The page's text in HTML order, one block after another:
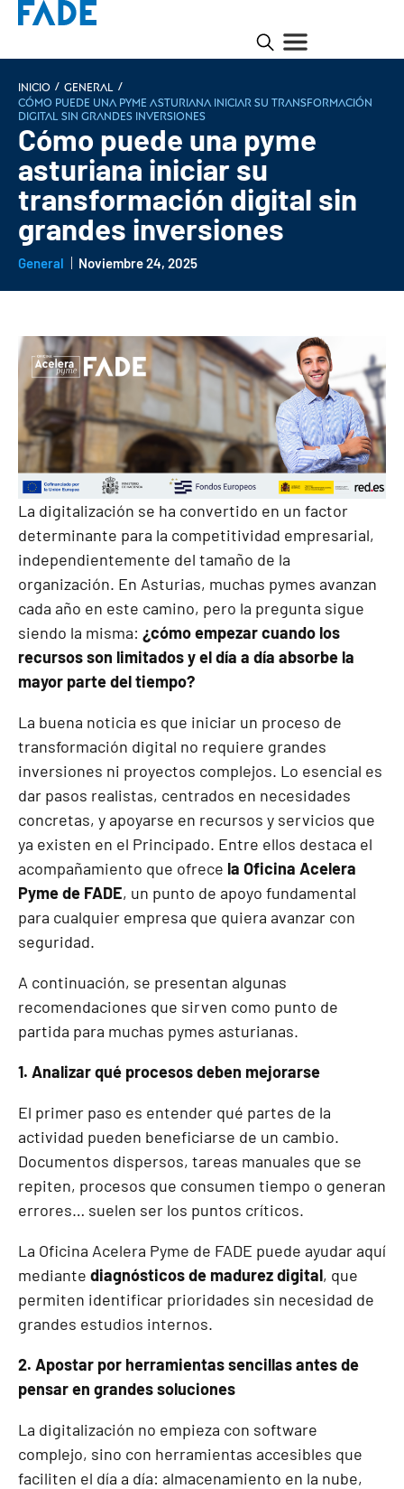
INICIO / General /
Cómo puede una pyme asturiana iniciar su transformación
digital sin grandes inversiones
Cómo puede una pyme
asturiana iniciar su
transformación digital sin
grandes inversiones
General Noviembre 24, 2025
La digitalización se ha convertido en un factor
determinante para la competitividad empresarial,
independientemente del tamaño de la
organización. En Asturias, muchas pymes avanzan
cada año en este camino, pero la pregunta sigue
siendo la misma: ¿cómo empezar cuando los
recursos son limitados y el día a día absorbe la
mayor parte del tiempo?
La buena noticia es que iniciar un proceso de
transformación digital no requiere grandes
inversiones ni proyectos complejos. Lo esencial es
dar pasos realistas, centrados en necesidades
concretas, y apoyarse en recursos y servicios que
ya existen en el Principado. Entre ellos destaca el
acompañamiento que ofrece la Oficina Acelera
Pyme de FADE, un punto de apoyo fundamental
para cualquier empresa que quiera avanzar con
seguridad.
A continuación, se presentan algunas
recomendaciones que sirven como punto de
partida para muchas pymes asturianas.
1. Analizar qué procesos deben mejorarse
El primer paso es entender qué partes de la
actividad pueden beneficiarse de un cambio.
Documentos dispersos, tareas manuales que se
repiten, procesos que consumen tiempo o generan
errores… suelen ser los puntos críticos.
La Oficina Acelera Pyme de FADE puede ayudar aquí
mediante diagnósticos de madurez digital, que
permiten identificar prioridades sin necesidad de
grandes estudios internos.
2. Apostar por herramientas sencillas antes de
pensar en grandes soluciones
La digitalización no empieza con software
complejo, sino con herramientas accesibles que
faciliten el día a día: almacenamiento en la nube,